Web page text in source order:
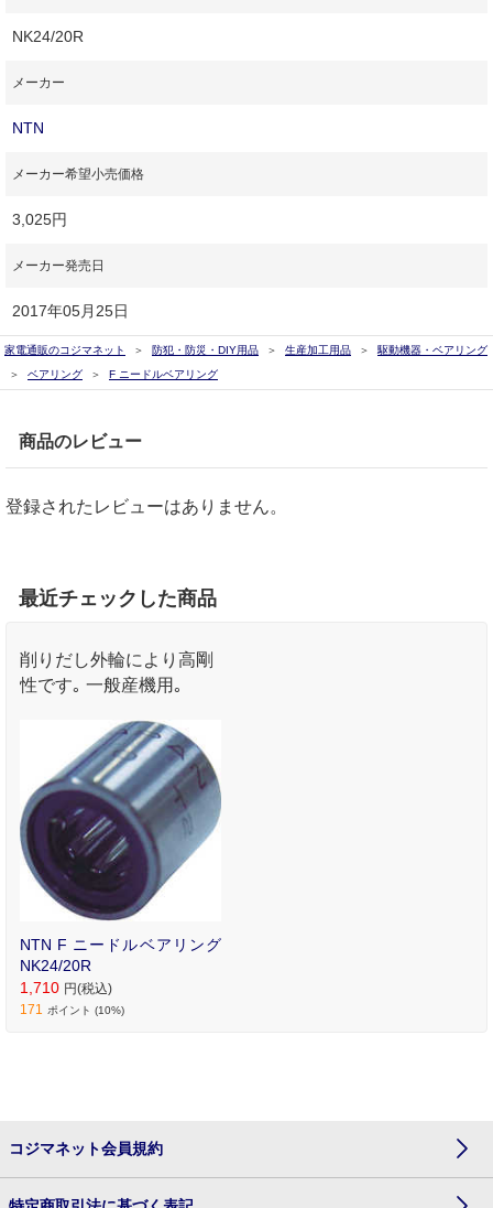
NK24/20R
メーカー
NTN
メーカー希望小売価格
3,025円
メーカー発売日
2017年05月25日
家電通販のコジマネット 防犯・防災・DIY用品 生産加工用品
駆動機器・ベアリング
ベアリング
F ニードルベアリング
商品のレビュー
登録されたレビューはありません。
最近チェックした商品
削りだし外輪により高剛
性です｡ 一般産機用｡
NTN F ニードルベアリング
NK24/20R
1,710 円(税込)
171
ポイント (10%)
コジマネット会員規約